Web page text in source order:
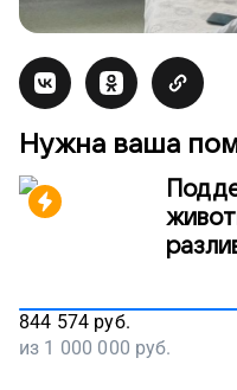
Нужна ваша
844 574 руб.
из 1 000 000 руб.